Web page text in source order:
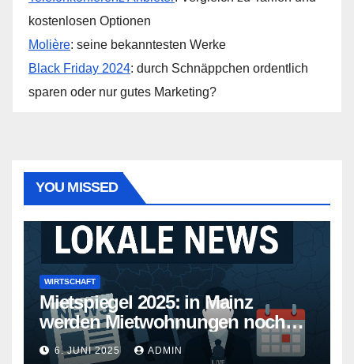
kostenlosen Optionen
Molière: seine bekanntesten Werke
Black Friday 2024: durch Schnäppchen ordentlich
sparen oder nur gutes Marketing?
YOU MISSED
WIRTSCHAFT
Mietspiegel 2025: in Mainz
werden Mietwohnungen noch
teurer
6. JUNI 2025 ADMIN